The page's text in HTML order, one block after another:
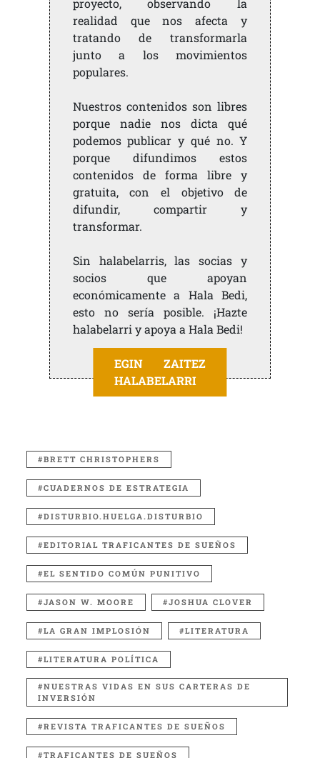
proyecto, observando la
realidad que nos afecta y
tratando de transformarla
junto a los movimientos
populares.
Nuestros contenidos son libres
porque nadie nos dicta qué
podemos publicar y qué no. Y
porque difundimos estos
contenidos de forma libre y
gratuita, con el objetivo de
difundir, compartir y
transformar.
Sin halabelarris, las socias y
socios que apoyan
económicamente a Hala Bedi,
esto no sería posible. ¡Hazte
halabelarri y apoya a Hala Bedi!
EGIN ZAITEZ
HALABELARRI
BRETT CHRISTOPHERS
CUADERNOS DE ESTRATEGIA
DISTURBIO.HUELGA.DISTURBIO
EDITORIAL TRAFICANTES DE SUEÑOS
EL SENTIDO COMÚN PUNITIVO
JASON W. MOORE JOSHUA CLOVER
LA GRAN IMPLOSIÓN LITERATURA
LITERATURA POLÍTICA
NUESTRAS VIDAS EN SUS CARTERAS DE
INVERSIÓN
REVISTA TRAFICANTES DE SUEÑOS
TRAFICANTES DE SUEÑOS